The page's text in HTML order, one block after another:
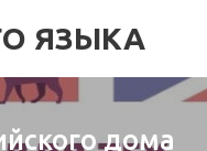
ЯЗЫКА
дома